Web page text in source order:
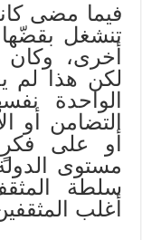
فيما مضى
تنشغل
أخرى، وكان
لكن هذا لم
الواحدة
التضامن أو
أو على
مستوى
سلطة
أغلب